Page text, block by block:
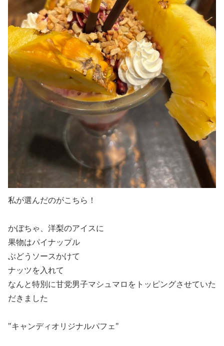
私が選んだのがこちら！
かぼちゃ、洋梨のアイスに
果物はパイナップル
ぶどうソースかけて
ナッツを入れて
なんと特別に甘党男子マシュマロをトッピングさせていた
だきました
"キャンディオリジナルパフェ"